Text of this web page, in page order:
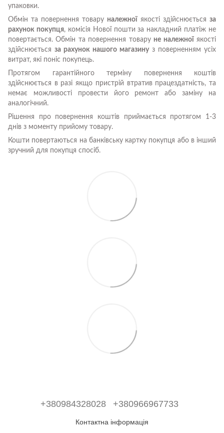
упаковки.
Обмін та повернення товару належної якості здійснюється за
рахунок покупця, комісія Нової пошти за накладний платіж не
повертається. Обмін та повернення товару не належноїякості
здійснюється за рахунок нашого магазинуз поверненням усіх
витрат, які поніс покупець.
Протягом гарантійного терміну повернення коштів
здійснюється в разі якщо пристрій втратив працездатність, та
немає можливості провести його ремонт або заміну на
аналогічний.
Рішення про повернення коштів приймається протягом 1-3
днів з моменту прийому товару.
Кошти повертаються на банківську картку покупця або в інший
зручний для покупця спосіб.
+380984328028 +380966967733
Контактна інформація